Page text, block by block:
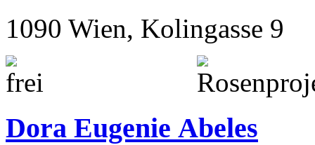
1090 Wien, Kolingasse 9
Dora Eugenie Abeles